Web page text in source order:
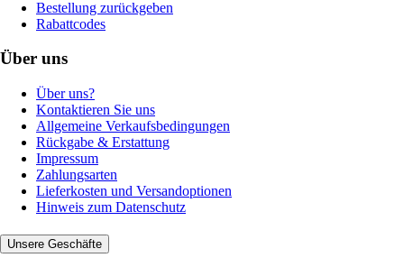
Bestellung zurückgeben
Rabattcodes
Über uns
Über uns?
Kontaktieren Sie uns
Allgemeine Verkaufsbedingungen
Rückgabe & Erstattung
Impressum
Zahlungsarten
Lieferkosten und Versandoptionen
Hinweis zum Datenschutz
Unsere Geschäfte